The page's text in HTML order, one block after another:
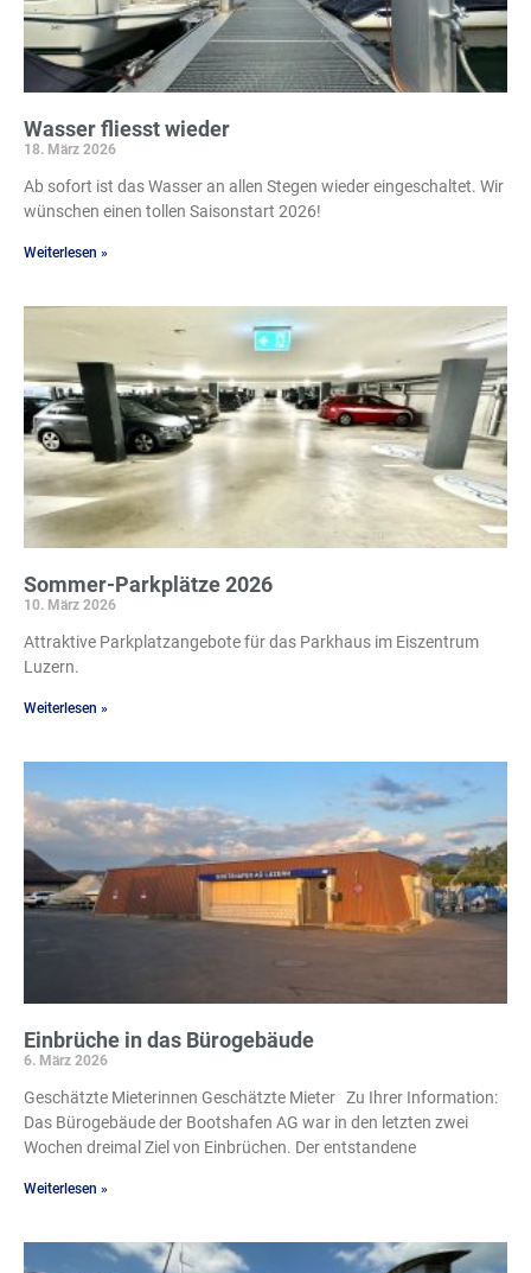
Wasser fliesst wieder
18. März 2026
Ab sofort ist das Wasser an allen Stegen wieder eingeschaltet. Wir
wünschen einen tollen Saisonstart 2026!
Weiterlesen »
Sommer-Parkplätze 2026
10. März 2026
Attraktive Parkplatzangebote für das Parkhaus im Eiszentrum
Luzern.
Weiterlesen »
Einbrüche in das Bürogebäude
6. März 2026
Geschätzte Mieterinnen Geschätzte Mieter Zu Ihrer Information:
Das Bürogebäude der Bootshafen AG war in den letzten zwei
Wochen dreimal Ziel von Einbrüchen. Der entstandene
Weiterlesen »